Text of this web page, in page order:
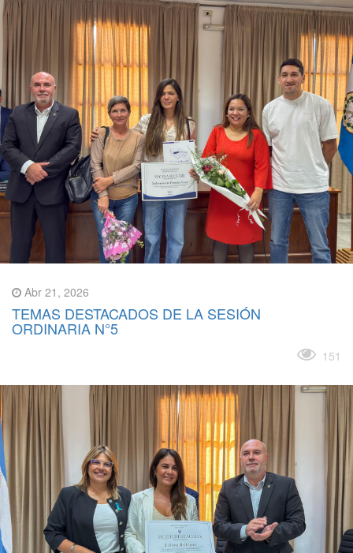
Abr 21, 2026
TEMAS DESTACADOS DE LA SESIÓN
ORDINARIA N°5
151